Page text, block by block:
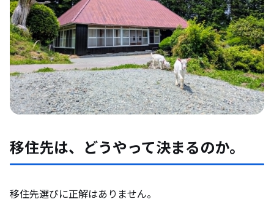
移住先は、どうやって決まるのか。
移住先選びに正解はありません。